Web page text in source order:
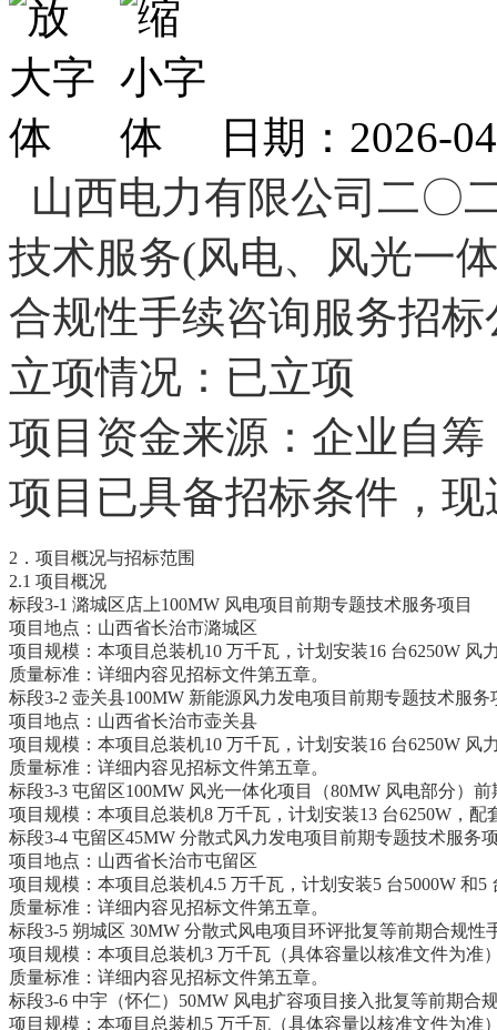
日期：2026-
山西电力有限公司二〇
技术服务(风电、风光一
合规性手续咨询服务招标
立项情况：已立项
项目资金来源：企业自
项目已具备招标条件，
2．项目概况与招标范围
2.1 项目概况
标段3-1 潞城区店上100MW 风电项目前期专题技术服务项目
项目地点：山西省长治市潞城区
项目规模：本项目总装机10 万千瓦，计划安装16 台6250W
质量标准：详细内容见招标文件第五章。
标段3-2 壶关县100MW 新能源风力发电项目前期专题技术服务
项目地点：山西省长治市壶关县
项目规模：本项目总装机10 万千瓦，计划安装16 台6250W
质量标准：详细内容见招标文件第五章。
标段3-3 屯留区100MW 风光一体化项目（80MW 风电部分）
项目规模：本项目总装机8 万千瓦，计划安装13 台6250W，
标段3-4 屯留区45MW 分散式风力发电项目前期专题技术服务
项目地点：山西省长治市屯留区
项目规模：本项目总装机4.5 万千瓦，计划安装5 台5000W 和
质量标准：详细内容见招标文件第五章。
标段3-5 朔城区 30MW 分散式风电项目环评批复等前期合规
项目规模：本项目总装机3 万千瓦（具体容量以核准文件为准
质量标准：详细内容见招标文件第五章。
标段3-6 中宇（怀仁）50MW 风电扩容项目接入批复等前期合
项目规模：本项目总装机5 万千瓦（具体容量以核准文件为准